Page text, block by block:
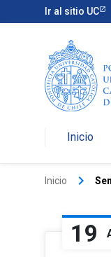
Ir al sitio UC
Inicio
Inicio keyboard_arrow_right
19